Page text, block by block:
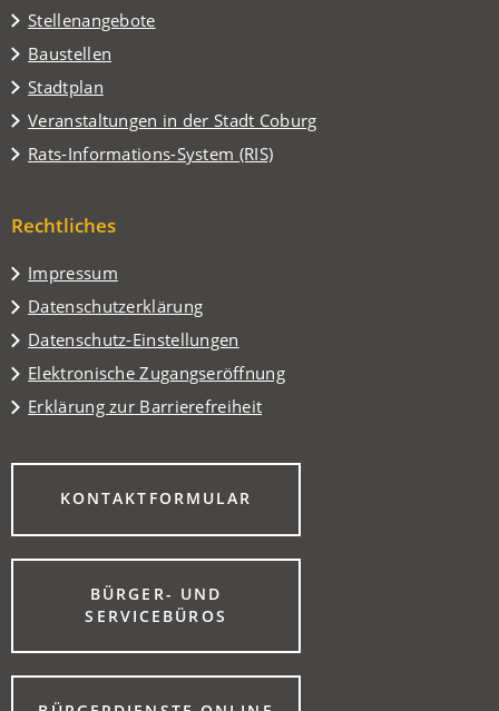
Stellenangebote
Baustellen
Stadtplan
(Öffnet
in
einem
neuen
Veranstaltungen in der Stadt Coburg
(Öffnet
in
einem
Tab)
Rats-Informations-System (RIS)
(Öffnet
neuen
Rechtliches
Impressum
Datenschutzerklärung
Datenschutz-Einstellungen
Elektronische Zugangseröffnung
Erklärung zur Barrierefreiheit
KONTAKTFORMULAR
(ÖFFNET
EINEM
NEUEN
BÜRGER- UND
SERVICEBÜROS
(ÖFFNET
EINEM
NEUEN
TAB)